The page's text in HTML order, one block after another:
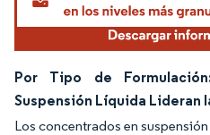
Por Tipo de
Suspensión Líquida Lideran
Los concentrados en